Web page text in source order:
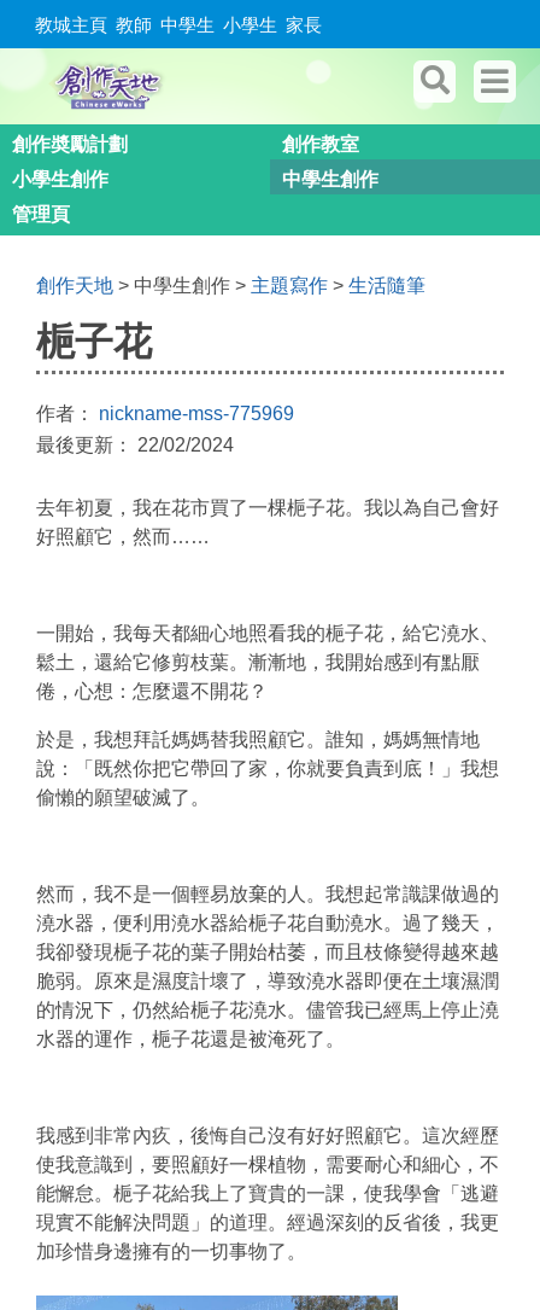
教城主頁 教師 中學生 小學生 家長
創作奬勵計劃
創作教室
小學生創作
中學生創作
管理頁
創作天地 > 中學生創作 > 主題寫作 > 生活隨筆
梔子花
作者： nickname-mss-775969
最後更新： 22/02/2024
去年初夏，我在花市買了一棵梔子花。我以為自己會好
好照顧它， 然而……
一開始，我每天都細心地照看我的梔子花，給它澆水、
鬆土， 還給它修剪枝葉。漸漸地，我開始感到有點厭
倦，心想： 怎麼還不開花？
於是，我想拜託媽媽替我照顧它。誰知，媽媽無情地
說：「 既然你把它帶回了家，你就要負責到底！」我想
偷懶的願望破滅了。
然而，我不是一個輕易放棄的人。我想起常識課做過的
澆水器， 便利用澆水器給梔子花自動澆水。過了幾天，
我卻發現梔子花的葉子開始枯萎，而且枝條變得越來越
脆弱。
原來是濕度計壞了，導致澆水器即便在土壤濕潤
的情況下， 仍然給梔子花澆水。儘管我已經馬上停止澆
水器的運作， 梔子花還是被淹死了。
我感到非常內疚，後悔自己沒有好好照顧它。這次經歷
使我意識到， 要照顧好一棵植物，需要耐心和細心，不
能懈怠。 梔子花給我上了寶貴的一課，使我學會「逃避
現實不能解決問題」 的道理。經過深刻的反省後，我更
加珍惜身邊擁有的一切事物了。